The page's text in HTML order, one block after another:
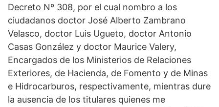
Decreto Nº 308, por el cual nombro a los
ciudadanos doctor José Alberto Zambrano
Velasco, doctor Luis Ugueto, doctor Antonio
Casas González y doctor Maurice Valery,
Encargados de los Ministerios de Relaciones
Exteriores, de Hacienda, de Fomento y de Minas
e Hidrocarburos, respectivamente, mientras dure
la ausencia de los titulares quienes me